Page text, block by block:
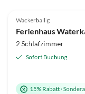
Wackerballig
Ferienhaus
2 Schlafzimmer
Sofort Buchung
15% Rabatt·